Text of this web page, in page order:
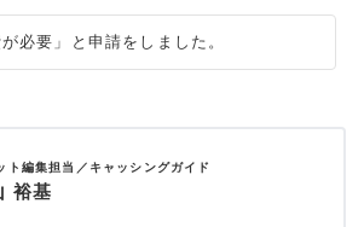
が必要」と申請をしました。
ト編集担当／キャッシングガイド
裕基